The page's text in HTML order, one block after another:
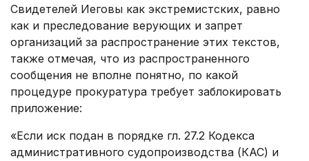
Свидетелей Иеговы как экстремистских, равно
как и преследование верующих и запрет
организаций за распространение этих текстов,
также отмечая, что из распространенного
сообщения не вполне понятно, по какой
процедуре прокуратура требует заблокировать
приложение:
«Если иск подан в порядке гл. 27.2 Кодекса
административного судопроизводства (КАС) и